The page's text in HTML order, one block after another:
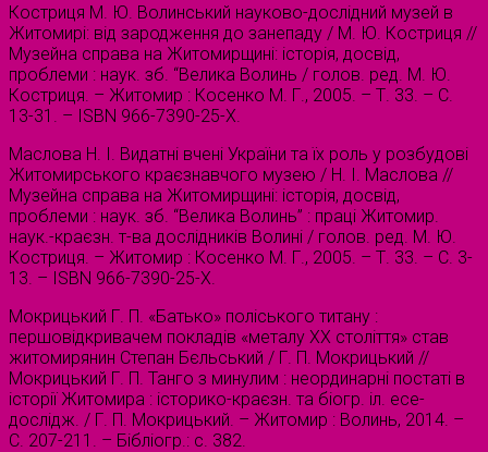
Костриця М. Ю. Волинський науково-дослідний музей в
Житомирі: від зародження до занепаду / М. Ю. Костриця //
Музейна справа на Житомирщині: історія, досвід,
проблеми : наук. зб. “Велика Волинь / голов. ред. М. Ю.
Костриця. – Житомир : Косенко М. Г., 2005. – Т. 33. – С.
13-31. – ISBN 966-7390-25-X.
Маслова Н. І. Видатні вчені України та їх роль у розбудові
Житомирського краєзнавчого музею / Н. І. Маслова //
Музейна справа на Житомирщині: історія, досвід,
проблеми : наук. зб. “Велика Волинь” : праці Житомир.
наук.-краєзн. т-ва дослідників Волині / голов. ред. М. Ю.
Костриця. – Житомир : Косенко М. Г., 2005. – Т. 33. – С. 3-
13. – ISBN 966-7390-25-X.
Мокрицький Г. П. «Батько» поліського титану :
першовідкривачем покладів «металу ХХ століття» став
житомирянин Степан Бєльський / Г. П. Мокрицький //
Мокрицький Г. П. Танго з минулим : неординарні постаті в
історії Житомира : історико-краєзн. та біогр. іл. есе-
дослідж. / Г. П. Мокрицький. – Житомир : Волинь, 2014. –
С. 207-211. – Бібліогр.: с. 382.